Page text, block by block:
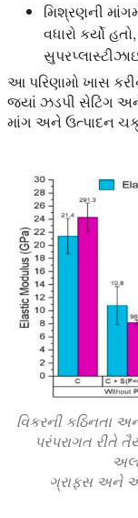
મિશ્રણની
વધારો કર્યો
આ પરિણામો ખાસ
જ્યાં ઝડપી સેટિંગ અને
માંગ અને ઉત્પાદન
વિકરની કઠિનતા
પરંપરાગત રીતે
ગ્રાફ્સ અને